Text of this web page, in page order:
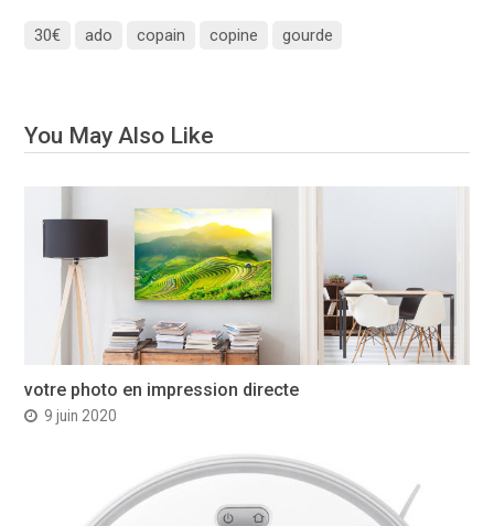
30€ ado copain copine gourde
You May Also Like
votre photo en impression directe
9 juin 2020